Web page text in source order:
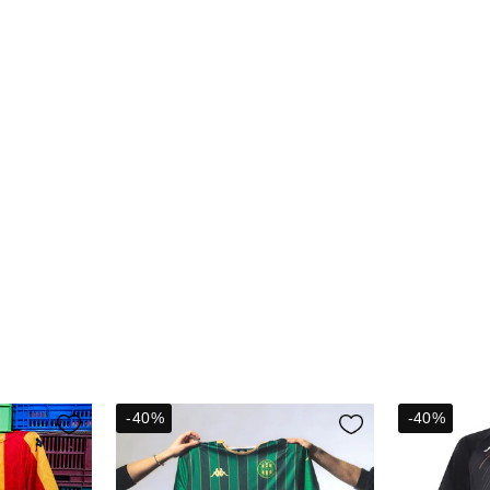
-40% -40%